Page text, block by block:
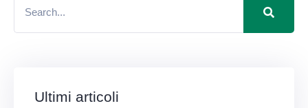
Ultimi articoli